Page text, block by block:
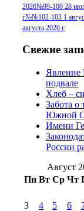
июля 2014 г
2016 г(13)
июля
2012 г
(15)№98 1
августа
№98 8
августа
2017 г(9)
2016 г
августа
августа
2026№99-100 28
г№№102-103 1
августа 2026 г
Свежие
Явление
подвале
Хлеб –
Забота о
Южной
Имени
России
Август
Пн Вт Ср Чт
3
4 5 6